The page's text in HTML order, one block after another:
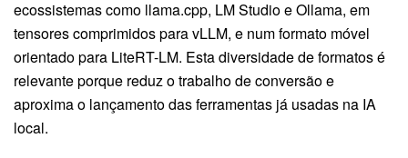
ecossistemas como llama.cpp, LM Studio e Ollama, em
tensores comprimidos para vLLM, e num formato móvel
orientado para LiteRT-LM. Esta diversidade de formatos é
relevante porque reduz o trabalho de conversão e
aproxima o lançamento das ferramentas já usadas na IA
local.